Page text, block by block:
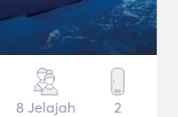
8 Jelajah 2